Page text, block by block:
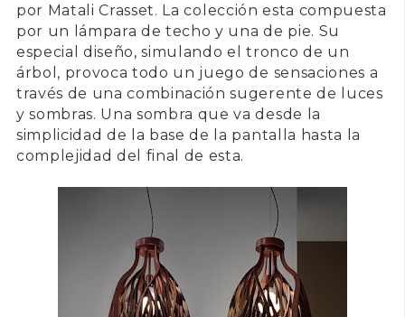
por Matali Crasset. La colección esta compuesta
por un lámpara de techo y una de pie. Su
especial diseño, simulando el tronco de un
árbol, provoca todo un juego de sensaciones a
través de una combinación sugerente de luces
y sombras. Una sombra que va desde la
simplicidad de la base de la pantalla hasta la
complejidad del final de esta.